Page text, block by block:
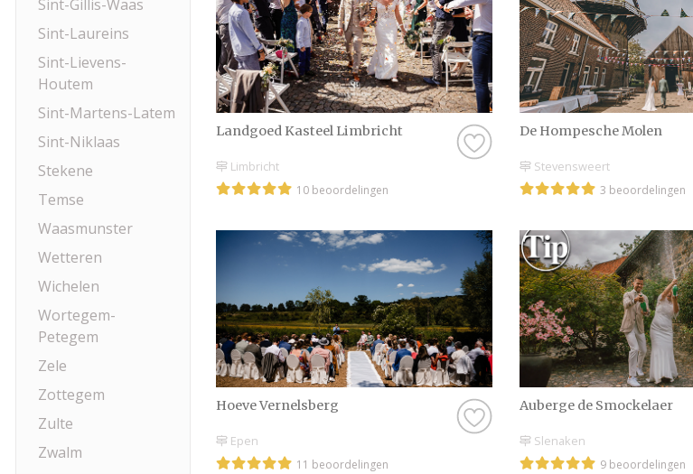
Sint-Gillis-Waas
Sint-Laureins
Sint-Lievens-
Houtem
Sint-Martens-Latem
Sint-Niklaas
Stekene
Temse
Waasmunster
Wetteren
Wichelen
Wortegem-
Petegem
Zele
Zottegem
Zulte
Zwalm
Landgoed Kasteel Limbricht
Limbricht
10 beoordelingen
De Hompesche Molen
Stevensweert
3 beoordelingen
Hoeve Vernelsberg
Epen
11 beoordelingen
Auberge de Smockelaer
Slenaken
9 beoordelingen